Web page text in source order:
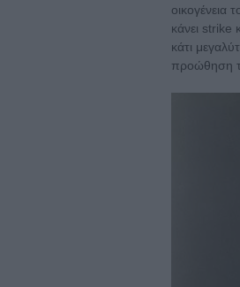
οικογένεια
κάνει strike
κάτι
προώθηση